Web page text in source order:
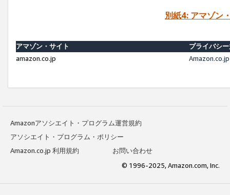
別紙4: アマゾン
アマゾン・サイト
プライバシ
amazon.co.jp
Amazonアソシエイト・プログラム運営規約
アソシエイト・プログラム・ポリシー
Amazon.co.jp 利用規約
お問い合わせ
© 1996-2025, Amazon.com, Inc.